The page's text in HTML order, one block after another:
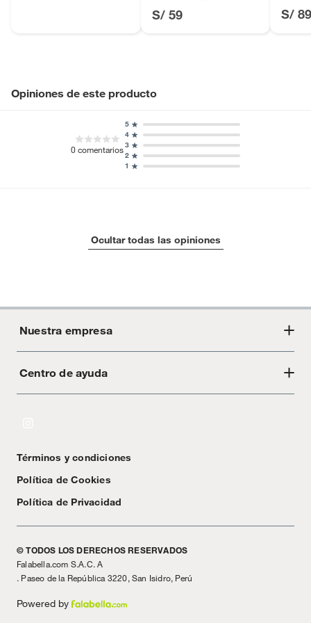
S/ 59 S/
Opiniones de este producto
0comentarios
1
2
3
4
5
Ocultar todas las opiniones
Nuestra empresa
Acerca de Crate
Centro de ayuda
Textos Legales
Términos y condiciones
Política de Cookies
Política de Privacidad
© TODOS LOS DERECHOS RESERVADOS
Falabella.com S.A.C. A
. Paseo de la República 3220, San Isidro, Perú
Powered by